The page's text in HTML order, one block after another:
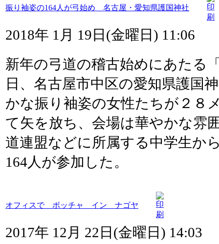
振り袖姿の164人が弓始め 名古屋・愛知県護国神社
2018年 1月 19日(金曜日) 11:06
新年の弓道の稽古始めにあたる
日、名古屋市中区の愛知県護国
かな振り袖姿の女性たちが２８
て矢を放ち、会場は華やかな雰
道連盟などに所属する中学生か
164人が参加した。
オフィスで ボッチャ イン ナゴヤ
2017年 12月 22日(金曜日) 14:03